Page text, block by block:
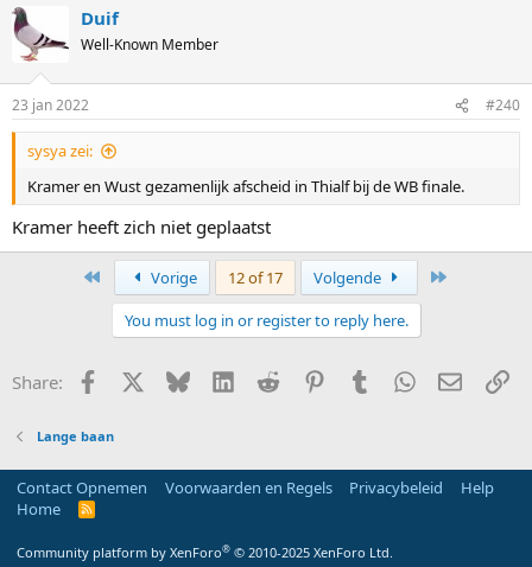
Duif
Well-Known Member
23 jan 2022 #240
sysya zei:
Kramer en Wust gezamenlijk afscheid in Thialf bij de WB finale.
Kramer heeft zich niet geplaatst
Vorige 12 of 17 Volgende
You must log in or register to reply here.
Share: Facebook Bluesky LinkedInReddit PinterestTumblrWhatsApp
E-mail
Lange baan
Contact Opnemen Voorwaarden en Regels Privacybeleid
Help
Home
R
Community platform by XenForo® © 2010-2025 XenForo Ltd.